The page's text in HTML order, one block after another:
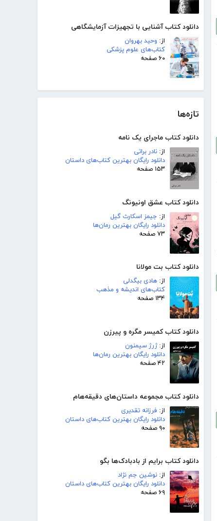
دانلود کتاب آشنایی با تجهیزات آزمایشگاهی
از: وحید بهروان
کتاب‌های علوم پزشکی
۶۰ صفحه
تازه‌ها
دانلود کتاب ماجرای یک نامه
از: نادر براتی
دانلود رایگان بهترین کتاب‌های داستان
۱۵۳ صفحه
دانلود کتاب عشق اونیونگ
از: جیمز اسکارث گیل
دانلود رایگان بهترین رمان‌ها
۷۳ صفحه
دانلود کتاب بت مولانا
از: هادی بیگدلی
کتاب‌های اندیشه و مذهب
۱۳۴ صفحه
دانلود کتاب کمیسر مگره و پیرزن
از:ژرژ سیمنون
دانلود رایگان بهترین رمان‌ها
۴۲ صفحه
دانلود کتاب مجموعه داستان‌های دقیقه‌هام
از: فرزانه تقدیری
دانلود رایگان بهترین کتاب‌های داستان
۹۰ صفحه
دانلود کتاب برایم از بادبادک‌ها بگو
از: نوشین جم نژاد
دانلود رایگان بهترین کتاب‌های داستان
۶۹ صفحه